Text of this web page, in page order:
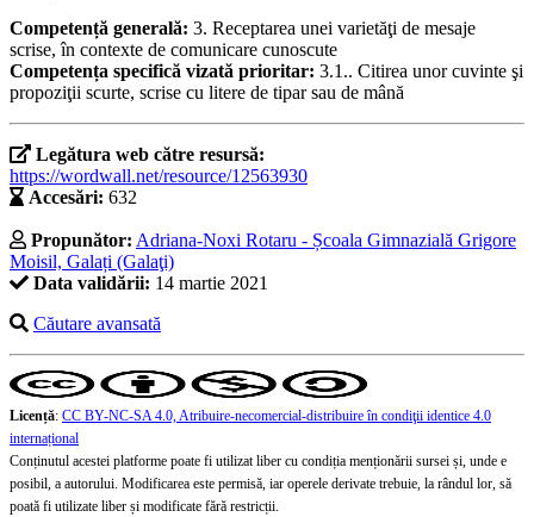
Competență generală: 3. Receptarea unei varietăţi de mesaje
scrise, în contexte de comunicare cunoscute
Competența specifică vizată prioritar: 3.1.. Citirea unor cuvinte şi
propoziţii scurte, scrise cu litere de tipar sau de mână
Legătura web către resursă:
https://wordwall.net/resource/12563930
Accesări: 632
Propunător: Adriana-Noxi Rotaru - Școala Gimnazială Grigore
Moisil, Galați (Galaţi)
Data validării: 14 martie 2021
Căutare avansată
Licență: CC BY-NC-SA 4.0, Atribuire-necomercial-distribuire în condiţii identice 4.0
internațional
Conținutul acestei platforme poate fi utilizat liber cu condiția menționării sursei și, unde e
posibil, a autorului. Modificarea este permisă, iar operele derivate trebuie, la rândul lor, să
poată fi utilizate liber și modificate fără restricții.